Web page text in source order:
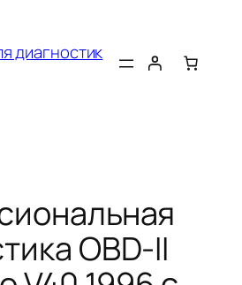
диагностик
OBD-II